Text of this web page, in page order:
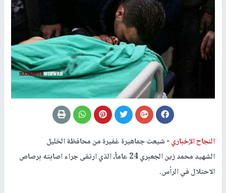
النجاح الإخباري -شيعت جماهيرة غفيرة من محافظة الخليل
الشهيد محمد زين الجعبري 24 عاماً، الذي ارتقى جراء اصابته برصاص
الاحتلال في الرأس.